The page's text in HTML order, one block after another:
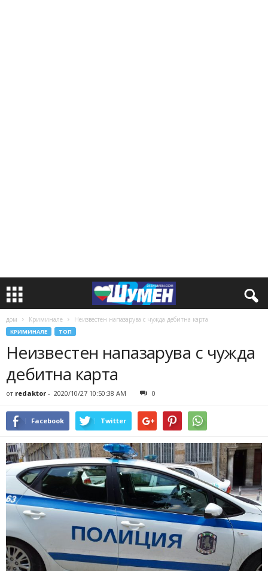
дом Криминале Неизвестен напазарува с чужда дебитна карта
КРИМИНАЛЕ ТОП
Неизвестен напазарува с чужда
дебитна карта
от redaktor - 2020/10/27 10:50:38 AM 0
Facebook Twitter